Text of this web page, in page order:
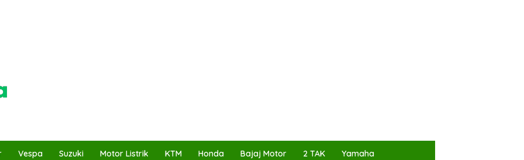
Vespa Suzuki Motor Listrik KTM Honda Bajaj Motor 2 TAK Yamaha